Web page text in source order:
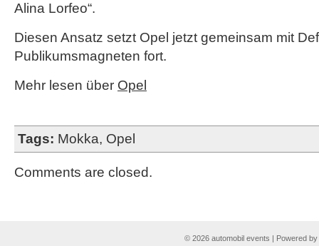
Alina Lorfeo“.
Diesen Ansatz setzt Opel jetzt gemeinsam mit
Publikumsmagneten fort.
Mehr lesen über Opel
Tags: Mokka, Opel
Comments are closed.
© 2026 automobil events | Powered by